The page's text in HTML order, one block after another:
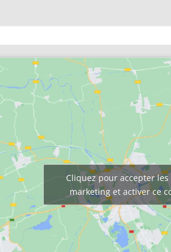
Cliquez pour accepter les
marketing et activer ce